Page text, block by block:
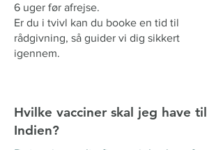
6 uger før afrejse.
Er du i tvivl kan du booke en tid til
rådgivning, så guider vi dig sikkert
igennem.
Hvilke vacciner skal jeg have til
Indien?